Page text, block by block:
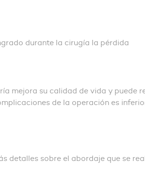
durante la cirugía la pérdida
mejora su calidad de vida y puede
de la operación es
detalles sobre el abordaje que se